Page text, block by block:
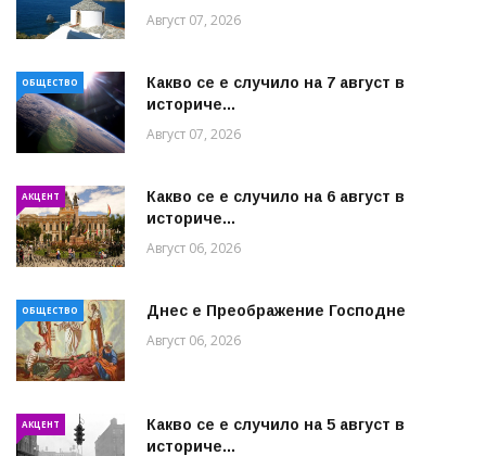
Август 07, 2026
ОБЩЕСТВО
Какво се е случило на 7 август в
историче...
Август 07, 2026
АКЦЕНТ
Какво се е случило на 6 август в
историче...
Август 06, 2026
ОБЩЕСТВО Днес е Преображение Господне
Август 06, 2026
АКЦЕНТ
Какво се е случило на 5 август в
историче...